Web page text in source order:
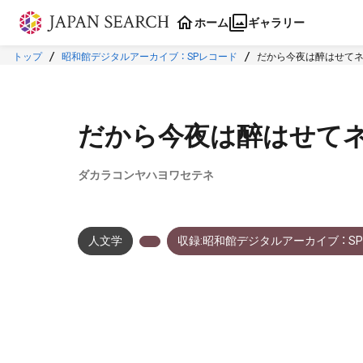
本文に飛ぶ
ホーム ギャラリー
トップ 昭和館デジタルアーカイブ ： SPレコード だから今夜は醉はせてネ
だから今夜は醉はせて
ダカラコンヤハヨワセテネ
人文学 収録:昭和館デジタルアーカイブ ：